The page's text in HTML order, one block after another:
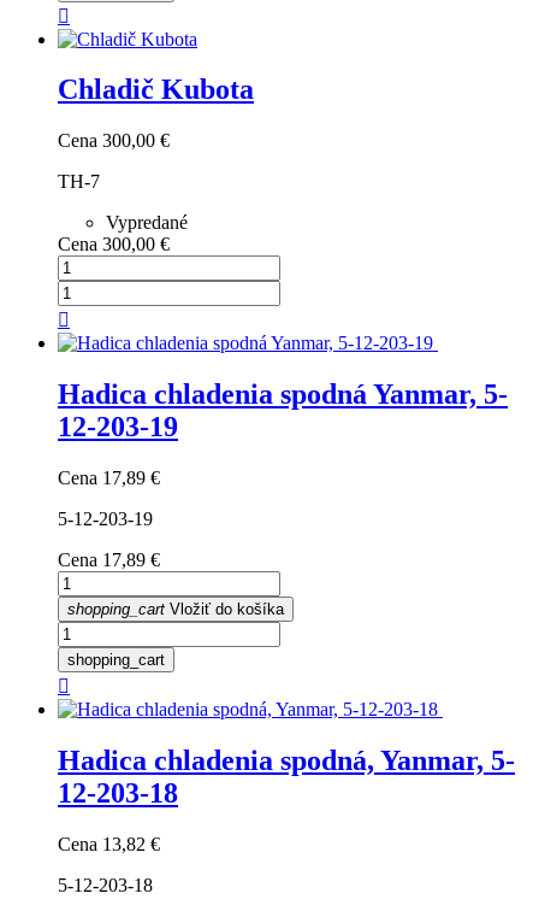

Chladič Kubota
Cena 300,00 €
TH-7
Vypredané
Cena 300,00 €

Hadica chladenia spodná Yanmar, 5-
12-203-19
Cena 17,89 €
5-12-203-19
Cena 17,89 €
shopping_cart Vložiť do košíka
shopping_cart

Hadica chladenia spodná, Yanmar, 5-
12-203-18
Cena 13,82 €
5-12-203-18